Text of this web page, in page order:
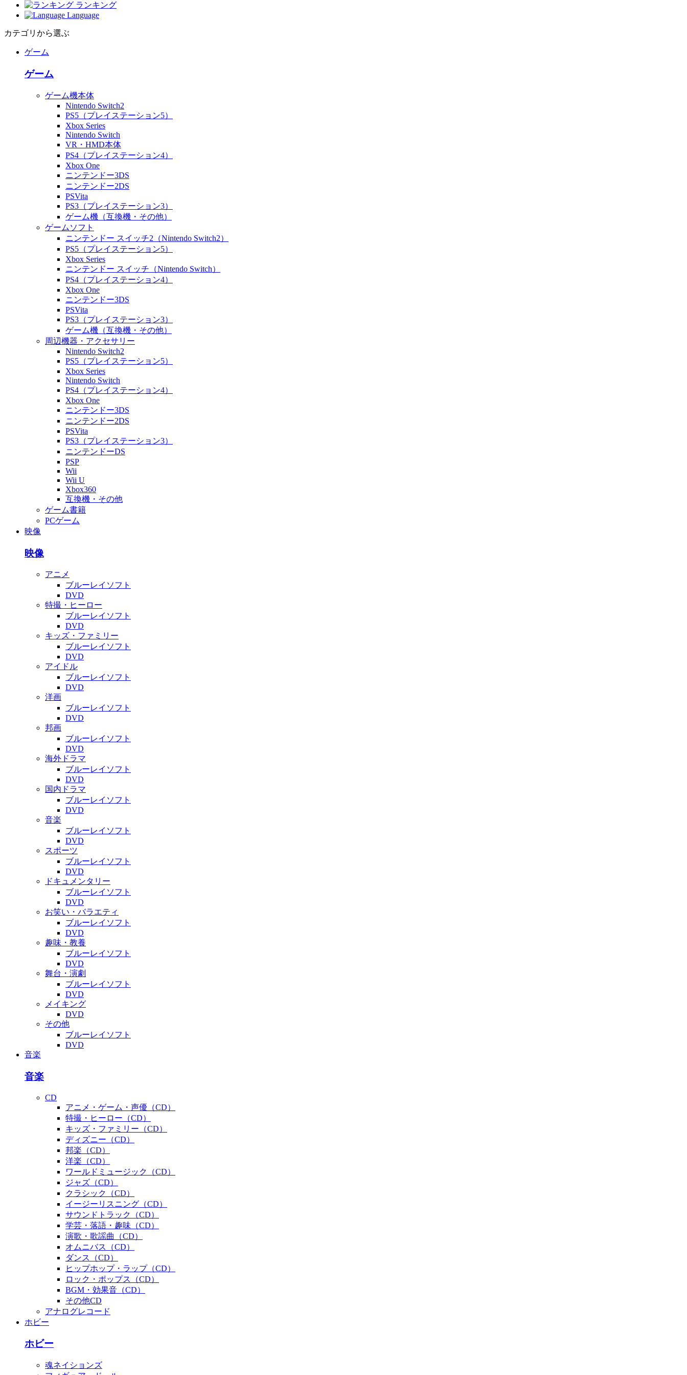
ランキング
Language
カテゴリから選ぶ
ゲーム
ゲーム
ゲーム機本体
Nintendo Switch2
PS5（プレイステーション5）
Xbox Series
Nintendo Switch
VR・HMD本体
PS4（プレイステーション4）
Xbox One
ニンテンドー3DS
ニンテンドー2DS
PSVita
PS3（プレイステーション3）
ゲーム機（互換機・その他）
ゲームソフト
ニンテンドー スイッチ2（Nintendo Switch2）
PS5（プレイステーション5）
Xbox Series
ニンテンドー スイッチ（Nintendo Switch）
PS4（プレイステーション4）
Xbox One
ニンテンドー3DS
PSVita
PS3（プレイステーション3）
ゲーム機（互換機・その他）
周辺機器・アクセサリー
Nintendo Switch2
PS5（プレイステーション5）
Xbox Series
Nintendo Switch
PS4（プレイステーション4）
Xbox One
ニンテンドー3DS
ニンテンドー2DS
PSVita
PS3（プレイステーション3）
ニンテンドーDS
PSP
Wii
Wii U
Xbox360
互換機・その他
ゲーム書籍
PCゲーム
映像
映像
アニメ
ブルーレイソフト
DVD
特撮・ヒーロー
ブルーレイソフト
DVD
キッズ・ファミリー
ブルーレイソフト
DVD
アイドル
ブルーレイソフト
DVD
洋画
ブルーレイソフト
DVD
邦画
ブルーレイソフト
DVD
海外ドラマ
ブルーレイソフト
DVD
国内ドラマ
ブルーレイソフト
DVD
音楽
ブルーレイソフト
DVD
スポーツ
ブルーレイソフト
DVD
ドキュメンタリー
ブルーレイソフト
DVD
お笑い・バラエティ
ブルーレイソフト
DVD
趣味・教養
ブルーレイソフト
DVD
舞台・演劇
ブルーレイソフト
DVD
メイキング
DVD
その他
ブルーレイソフト
DVD
音楽
音楽
CD
アニメ・ゲーム・声優（CD）
特撮・ヒーロー（CD）
キッズ・ファミリー（CD）
ディズニー（CD）
邦楽（CD）
洋楽（CD）
ワールドミュージック（CD）
ジャズ（CD）
クラシック（CD）
イージーリスニング（CD）
サウンドトラック（CD）
学芸・落語・趣味（CD）
演歌・歌謡曲（CD）
オムニバス（CD）
ダンス（CD）
ヒップホップ・ラップ（CD）
ロック・ポップス（CD）
BGM・効果音（CD）
その他CD
アナログレコード
ホビー
ホビー
魂ネイションズ